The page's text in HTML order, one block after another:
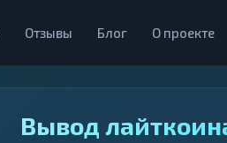
Отзывы Блог О проекте
Вывод